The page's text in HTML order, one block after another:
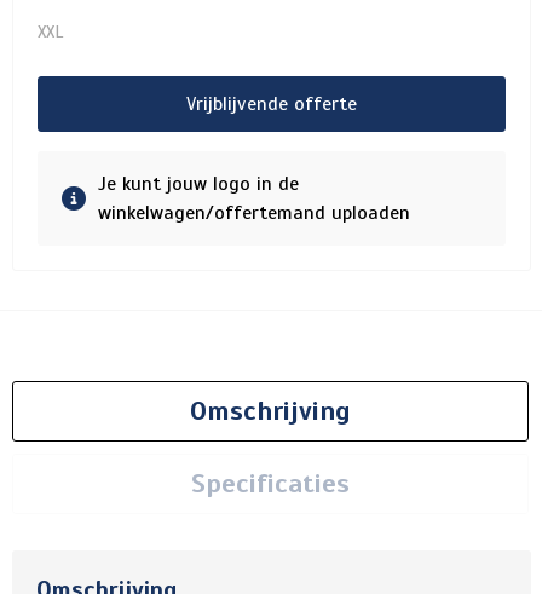
XXL
Vrijblijvende offerte
Je kunt jouw logo in de
winkelwagen/offertemand uploaden
Omschrijving
Specificaties